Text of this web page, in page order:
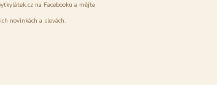
na Facebooku a mějte
novinkách a slevách.